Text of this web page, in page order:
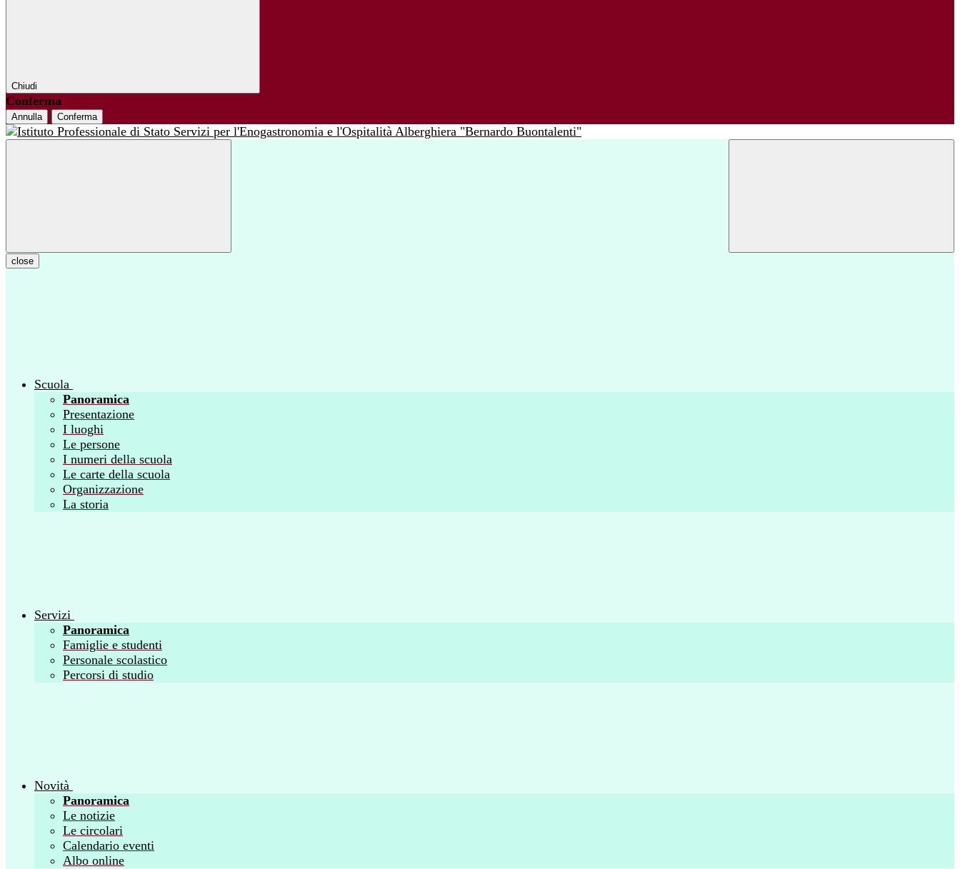
Chiudi
Conferma
Annulla Conferma
close
Scuola
Panoramica
Presentazione
I luoghi
Le persone
I numeri della scuola
Le carte della scuola
Organizzazione
La storia
Servizi
Panoramica
Famiglie e studenti
Personale scolastico
Percorsi di studio
Novità
Panoramica
Le notizie
Le circolari
Calendario eventi
Albo online